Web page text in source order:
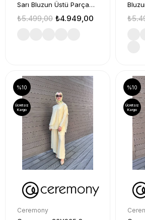
Sarı Bluzun Üstü Parça
₺4.949,00
₺5.499,00
Ceremony
%10
Ücretsiz
Kargo
%10
Ücretsiz
Kargo